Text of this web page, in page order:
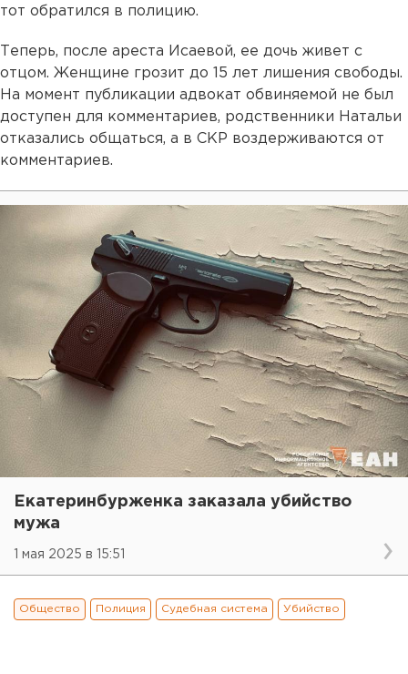
тот обратился в полицию.
Теперь, после ареста Исаевой, ее дочь живет с
отцом. Женщине грозит до 15 лет лишения свободы.
На момент публикации адвокат обвиняемой не был
доступен для комментариев, родственники Натальи
отказались общаться, а в СКР воздерживаются от
комментариев.
Екатеринбурженка заказала убийство
мужа
1 мая 2025 в 15:51
Общество Полиция Судебная система Убийство